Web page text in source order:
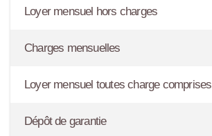
Loyer mensuel hors charges
Charges mensuelles
Loyer mensuel toutes charge comprises
Dépôt de garantie